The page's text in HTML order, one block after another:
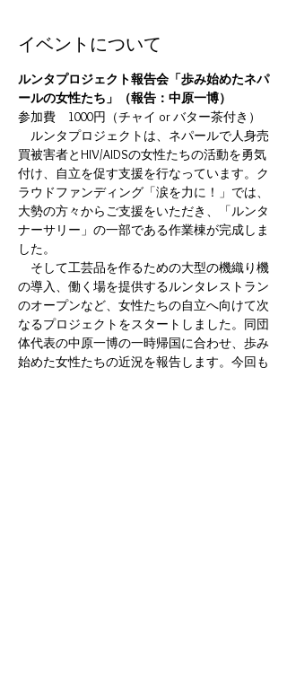
イベントについて
ルンタプロジェクト報告会「歩み始めたネパ
ールの女性たち」（報告：中原一博）
参加費　1000円（チャイ or バター茶付き）
ルンタプロジェクトは、ネパールで人身売
買被害者とHIV/AIDSの女性たちの活動を勇気
付け、自立を促す支援を行なっています。ク
ラウドファンディング「涙を力に！」では、
大勢の方々からご支援をいただき、「ルンタ
ナーサリー」の一部である作業棟が完成しま
した。
そして工芸品を作るための大型の機織り機
の導入、働く場を提供するルンタレストラン
のオープンなど、女性たちの自立へ向けて次
なるプロジェクトをスタートしました。同団
体代表の中原一博の一時帰国に合わせ、歩み
始めた女性たちの近況を報告します。今回も